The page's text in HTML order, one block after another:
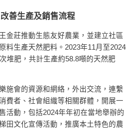
善生產及銷售流程
金莊推動生態友好農業，並建立社區
料生產天然肥料。2023年11月至2024
堆肥，共計生產約58.8噸的天然肥
施會的資源和網絡，外出交流，連繫
費者、社會組織等相關群體，開展一
活動，包括2024年年初在當地舉辦的
田文化宣傳活動，推廣本土特色的農